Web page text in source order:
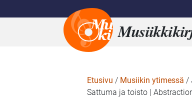
Etusivu / Musiikin ytimessä /
Sattuma ja toisto |